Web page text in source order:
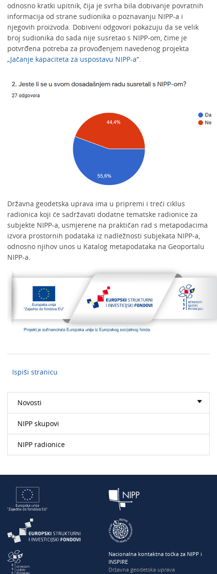
odnosno kratki upitnik, čija je svrha bila dobivanje povratnih
informacija od strane sudionika o poznavanju NIPP-a i
njegovih proizvoda. Dobiveni odgovori pokazuju da se velik
broj sudionika do sada nije susretao s NIPP-om, čime je
potvrđena potreba za provođenjem navedenog projekta
„Jačanje kapaciteta za uspostavu NIPP-a“.
Državna geodetska uprava ima u pripremi i treći ciklus
radionica koji će sadržavati dodatne tematske radionice za
subjekte NIPP-a, usmjerene na praktičan rad s metapodacima
izvora prostornih podataka iz nadležnosti subjekata NIPP-a,
odnosno njihov unos u Katalog metapodataka na Geoportalu
NIPP-a.
Ispiši stranicu
Novosti
NIPP skupovi
NIPP radionice
Nacionalna kontaktna točka za NIPP i
INSPIRE
Državna geodetska uprava